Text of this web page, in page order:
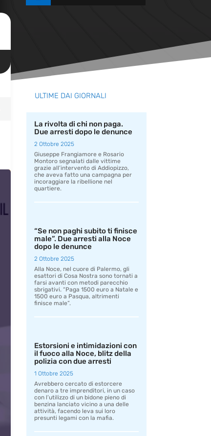
ULTIME DAI GIORNALI
La rivolta di chi non paga.
Due arresti dopo le denunce
2 Ottobre 2025
Giuseppe Frangiamore e Rosario
Montoro segnalati dalle vittime
grazie all’intervento di Addiopizzo,
che aveva fatto una campagna per
incoraggiare la ribellione nel
quartiere.
“Se non paghi subito ti finisce
male”. Due arresti alla Noce
dopo le denunce
2 Ottobre 2025
Alla Noce, nel cuore di Palermo, gli
esattori di Cosa Nostra sono tornati a
farsi avanti con metodi parecchio
sbrigativi. “Paga 1500 euro a Natale e
1500 euro a Pasqua, altrimenti
finisce male”.
Estorsioni e intimidazioni con
il fuoco alla Noce, blitz della
polizia con due arresti
1 Ottobre 2025
Avrebbero cercato di estorcere
denaro a tre imprenditori, in un caso
con l’utilizzo di un bidone pieno di
benzina lanciato vicino a una delle
attività, facendo leva sui loro
presunti legami con la mafia.